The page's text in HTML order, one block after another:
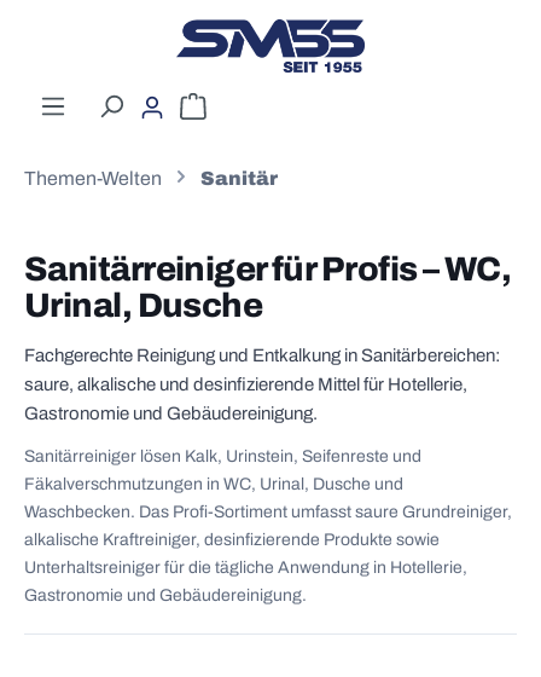
Zum Hauptinhalt springen
Warenkorb enthält 0 Positionen. Der
Themen-Welten Sanitär
Sanitärreiniger für Profis – WC,
Urinal, Dusche
Fachgerechte Reinigung und Entkalkung in Sanitärbereichen:
saure, alkalische und desinfizierende Mittel für Hotellerie,
Gastronomie und Gebäudereinigung.
Sanitärreiniger lösen Kalk, Urinstein, Seifenreste und
Fäkalverschmutzungen in WC, Urinal, Dusche und
Waschbecken. Das Profi-Sortiment umfasst saure Grundreiniger,
alkalische Kraftreiniger, desinfizierende Produkte sowie
Unterhaltsreiniger für die tägliche Anwendung in Hotellerie,
Gastronomie und Gebäudereinigung.